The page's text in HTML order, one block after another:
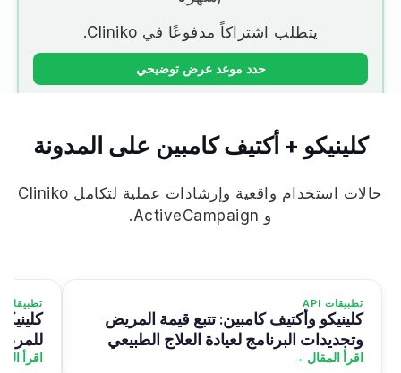
يتطلب اشتراكاً مدفوعًا في Cliniko.
حدد موعد عرض توضيحي
كلينيكو + أكتيف كامبين على المدونة
حالات استخدام واقعية وإرشادات عملية لتكامل Cliniko
و ActiveCampaign.
تطبيقات API
كلينيكو وأكتيف كامبين: تتبع قيمة المريض
وتجديدات البرنامج لعيادة العلاج الطبيعي
اقرأ المقال →
تطبيقات API
اقرأ